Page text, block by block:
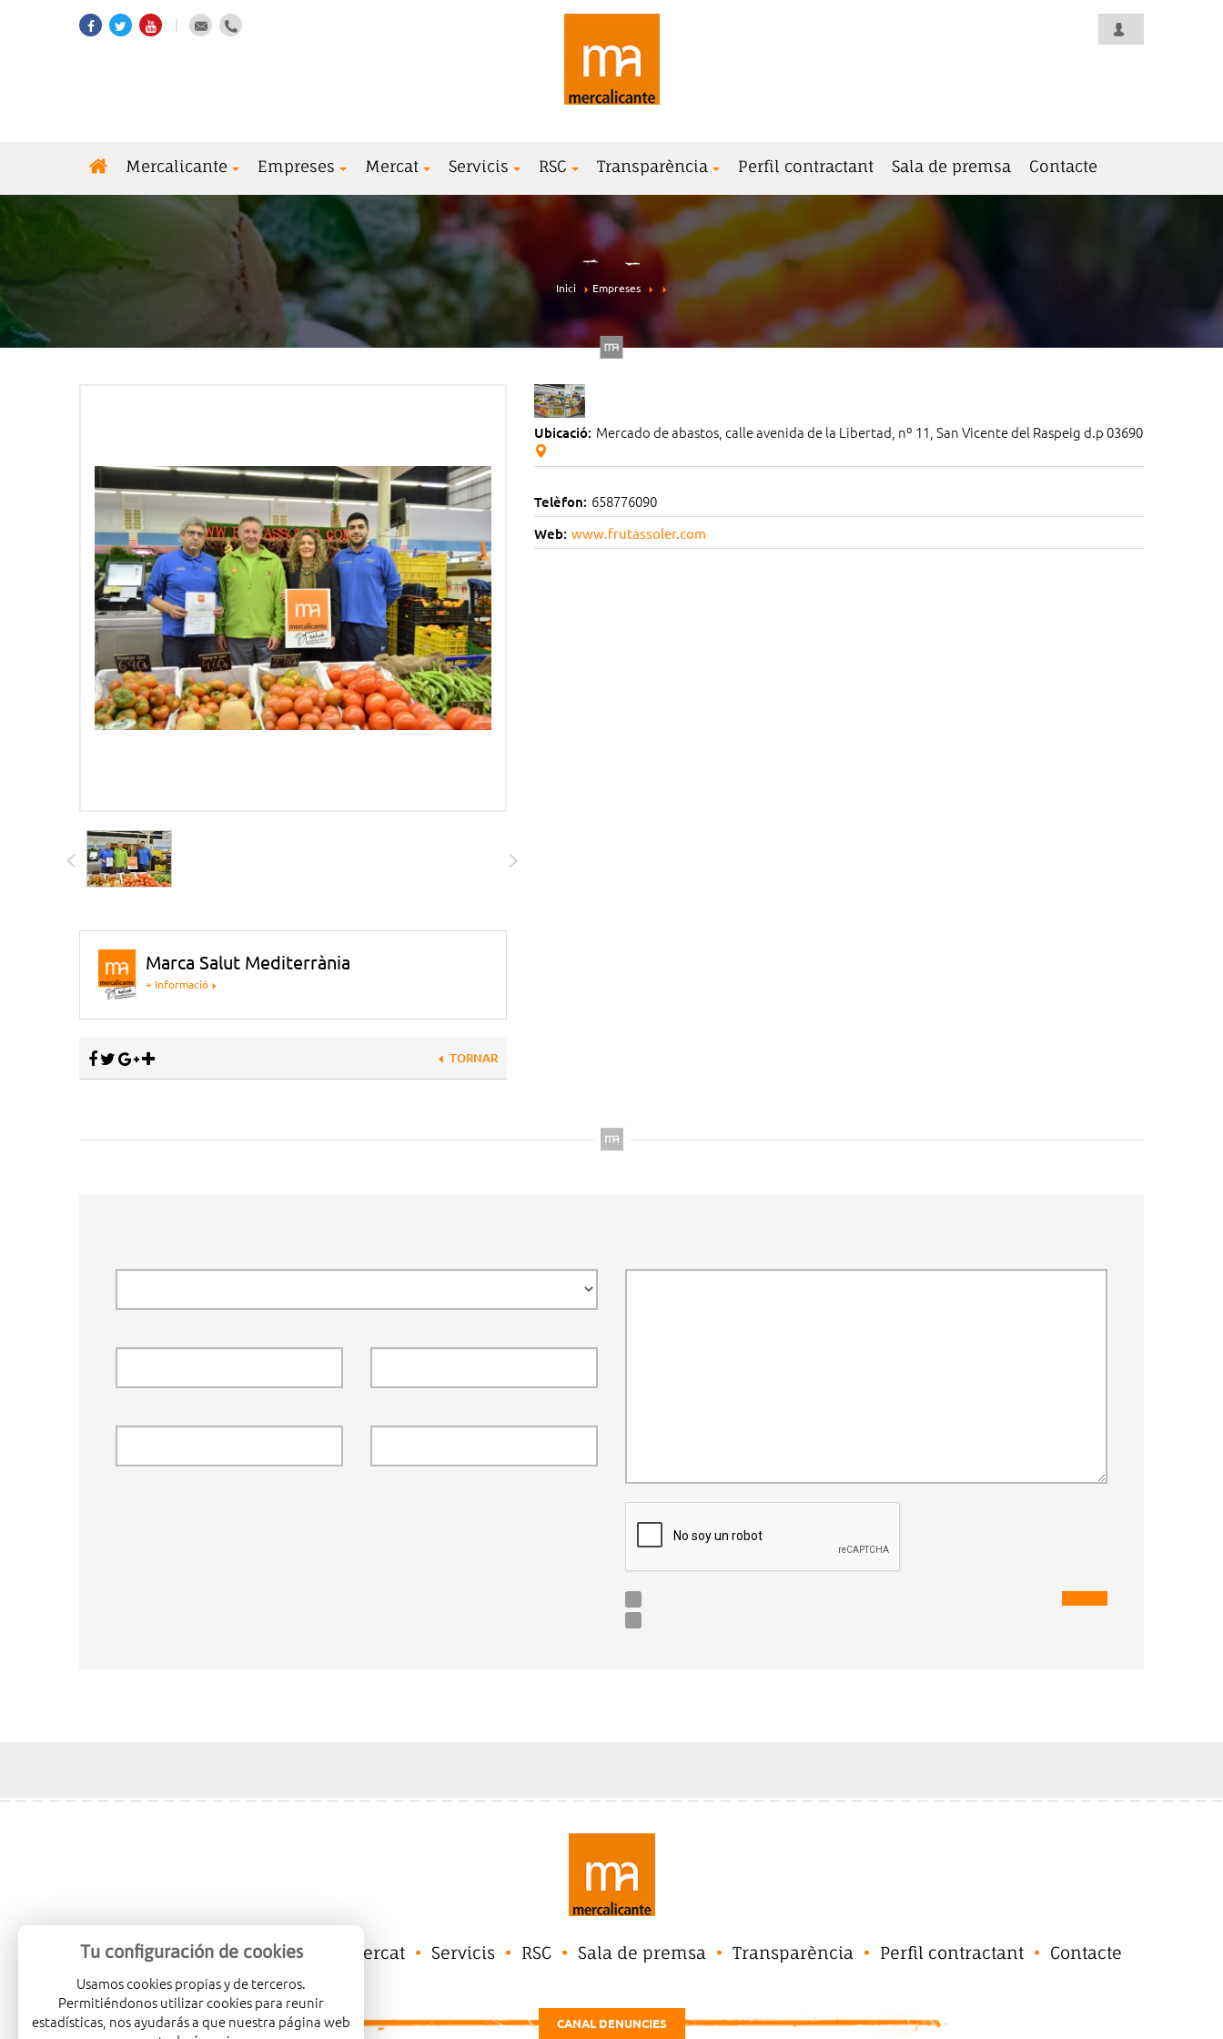
Mercalicante Empreses Mercat Servicis RSC Transparència Perfil contractant Sala de premsa Contacte
Inici Empreses
Marca Salut Mediterrània
+ Informació
TORNAR
Ubicació: Mercado de abastos, calle avenida de la Libertad, nº 11, San Vicente del Raspeig d.p 03690
Telèfon: 658776090
Web: www.frutassoler.com
Mercalicante Empreses Mercat Servicis RSC Sala de premsa Transparència Perfil contractant Contacte
CANAL DENUNCIES
Tu configuración de cookies
Usamos cookies propias y de terceros.
Permitiéndonos utilizar cookies para reunir
estadísticas, nos ayudarás a que nuestra página web